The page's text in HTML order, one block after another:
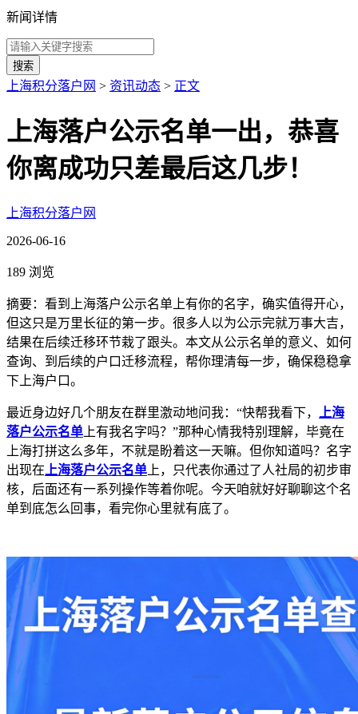
新闻详情
搜索
上海积分落户网 > 资讯动态 > 正文
上海落户公示名单一出，恭喜
你离成功只差最后这几步！
上海积分落户网
2026-06-16
189 浏览
摘要：看到上海落户公示名单上有你的名字，确实值得开心，
但这只是万里长征的第一步。很多人以为公示完就万事大吉，
结果在后续迁移环节栽了跟头。本文从公示名单的意义、如何
查询、到后续的户口迁移流程，帮你理清每一步，确保稳稳拿
下上海户口。
最近身边好几个朋友在群里激动地问我：“快帮我看下，
上海
落户公示名单 上有我名字吗？”那种心情我特别理解，毕竟在
上海打拼这么多年，不就是盼着这一天嘛。但你知道吗？名字
出现在 上海落户公示名单 上，只代表你通过了人社局的初步审
核，后面还有一系列操作等着你呢。今天咱就好好聊聊这个名
单到底怎么回事，看完你心里就有底了。